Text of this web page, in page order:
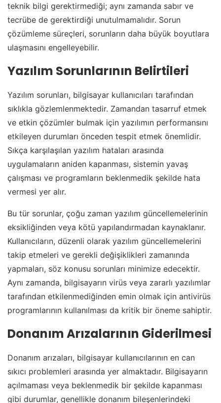
teknik bilgi gerektirmediği; aynı zamanda sabır ve
tecrübe de gerektirdiği unutulmamalıdır. Sorun
çözümleme süreçleri, sorunların daha büyük boyutlara
ulaşmasını engelleyebilir.
Yazılım Sorunlarının Belirtileri
Yazılım sorunları, bilgisayar kullanıcıları tarafından
sıklıkla gözlemlenmektedir. Zamandan tasarruf etmek
ve etkin çözümler bulmak için yazılımın performansını
etkileyen durumları önceden tespit etmek önemlidir.
Sıkça karşılaşılan yazılım hataları arasında
uygulamaların aniden kapanması, sistemin yavaş
çalışması ve programların beklenmedik şekilde hata
vermesi yer alır.
Bu tür sorunlar, çoğu zaman yazılım güncellemelerinin
eksikliğinden veya kötü yapılandırmadan kaynaklanır.
Kullanıcıların, düzenli olarak yazılım güncellemelerini
takip etmeleri ve gerekli değişiklikleri zamanında
yapmaları, söz konusu sorunları minimize edecektir.
Aynı zamanda, bilgisayarın virüs veya zararlı yazılımlar
tarafından etkilenmediğinden emin olmak için antivirüs
programlarının kullanılması da kritik bir öneme sahiptir.
Donanım Arızalarının Giderilmesi
Donanım arızaları, bilgisayar kullanıcılarının en can
sıkıcı problemleri arasında yer almaktadır. Bilgisayarın
açılmaması veya beklenmedik bir şekilde kapanması
gibi durumlar, genellikle donanım bileşenlerindeki